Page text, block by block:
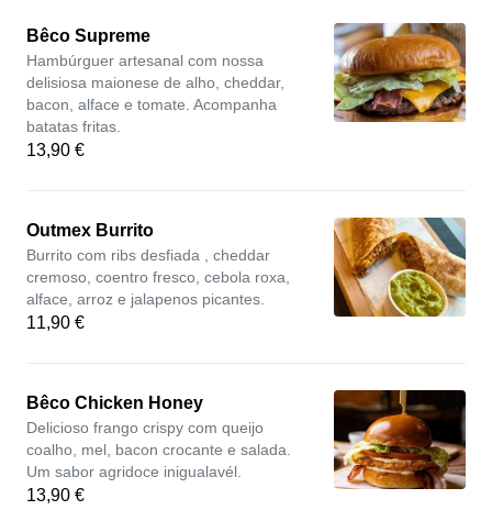
Bêco Supreme
Hambúrguer artesanal com nossa
delisiosa maionese de alho, cheddar,
bacon, alface e tomate. Acompanha
batatas fritas.
13,90 €
Outmex Burrito
Burrito com ribs desfiada , cheddar
cremoso, coentro fresco, cebola roxa,
alface, arroz e jalapenos picantes.
11,90 €
Bêco Chicken Honey
Delicioso frango crispy com queijo
coalho, mel, bacon crocante e salada.
Um sabor agridoce inigualavél.
13,90 €